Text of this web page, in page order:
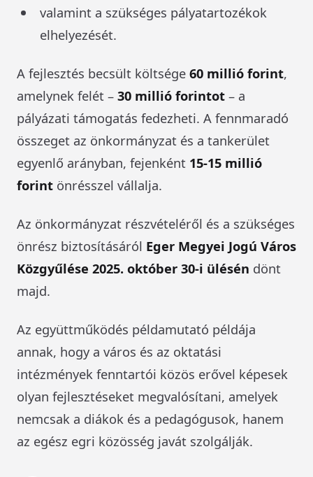
valamint a szükséges pályatartozékok
elhelyezését.
A fejlesztés becsült költsége 60 millió forint,
amelynek felét – 30 millió forintot – a
pályázati támogatás fedezheti. A fennmaradó
összeget az önkormányzat és a tankerület
egyenlő arányban, fejenként 15-15 millió
forint önrésszel vállalja.
Az önkormányzat részvételéről és a szükséges
önrész biztosításáról Eger Megyei Jogú Város
Közgyűlése 2025. október 30-i ülésén dönt
majd.
Az együttműködés példamutató példája
annak, hogy a város és az oktatási
intézmények fenntartói közös erővel képesek
olyan fejlesztéseket megvalósítani, amelyek
nemcsak a diákok és a pedagógusok, hanem
az egész egri közösség javát szolgálják.